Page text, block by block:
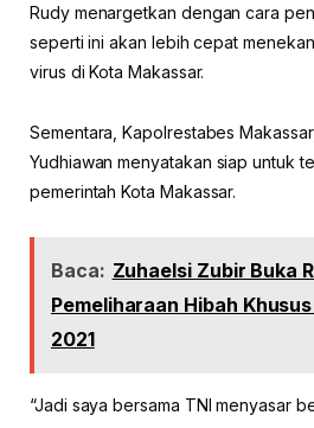
Rudy menargetkan dengan cara
seperti ini akan lebih cepat
virus di Kota Makassar.
Sementara, Kapolrestabes
Yudhiawan menyatakan siap untuk
pemerintah Kota Makassar.
Baca: Zuhaelsi Zubir Buka
Pemeliharaan Hibah
2021
“Jadi saya bersama TNI menyasar